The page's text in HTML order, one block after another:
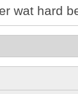
wat hard